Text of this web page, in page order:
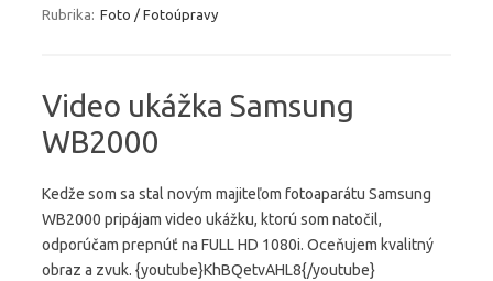
Rubrika: Foto / Fotoúpravy
Video ukážka Samsung
WB2000
Kedže som sa stal novým majiteľom fotoaparátu Samsung
WB2000 pripájam video ukážku, ktorú som natočil,
odporúčam prepnúť na FULL HD 1080i. Oceňujem kvalitný
obraz a zvuk. {youtube}KhBQetvAHL8{/youtube}